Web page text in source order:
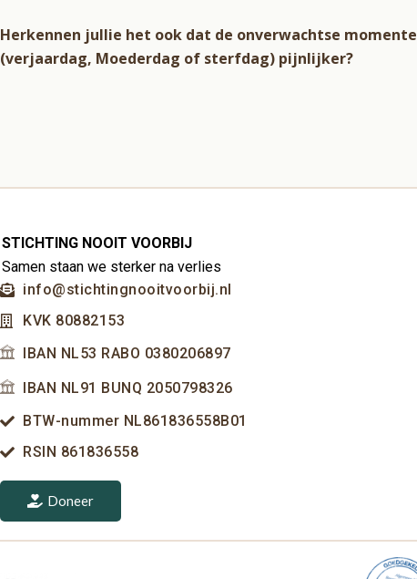
Herkennen jullie het ook dat de onverwachtse
(verjaardag, Moederdag of sterfdag) pijnlijker?
STICHTING NOOIT VOORBIJ
Samen staan we sterker na verlies
info@stichtingnooitvoorbij.nl
KVK 80882153
IBAN NL53 RABO 0380206897
IBAN NL91 BUNQ 2050798326
BTW-nummer NL861836558B01
RSIN 861836558
Doneer